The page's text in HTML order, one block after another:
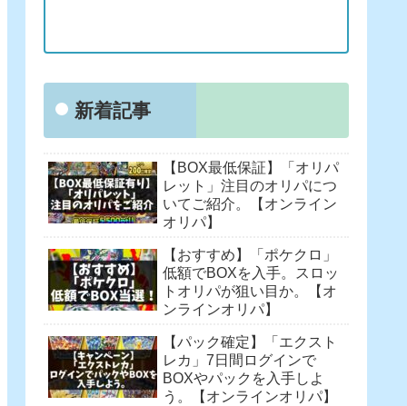
新着記事
【BOX最低保証】「オリパ
レット」注目のオリパにつ
いてご紹介。【オンライン
オリパ】
【おすすめ】「ポケクロ」
低額でBOXを入手。スロッ
トオリパが狙い目か。【オ
ンラインオリパ】
【パック確定】「エクスト
レカ」7日間ログインで
BOXやパックを入手しよ
う。【オンラインオリパ】